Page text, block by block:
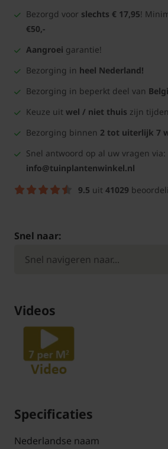
Bezorgd voor slechts € 17,95!
€50,-
Aangroei garantie!
Bezorging in heel Nederland!
Bezorging in beperkt deel van
Keuze uit wel / niet thuis zijn
Bezorging binnen 2 tot uiterlijk 7
Snel antwoord op al uw vragen via:
info@tuinplantenwinkel.nl
9.5 uit 41029
Snel naar:
Videos
Specificaties
Nederlandse naam